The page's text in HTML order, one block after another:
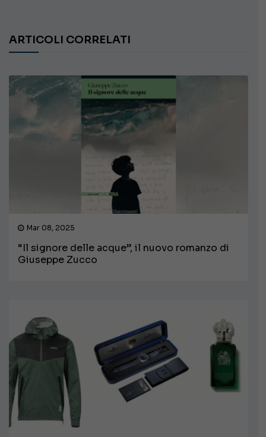
ARTICOLI CORRELATI
Mar 08, 2025
“Il signore delle acque”, il nuovo romanzo di
Giuseppe Zucco